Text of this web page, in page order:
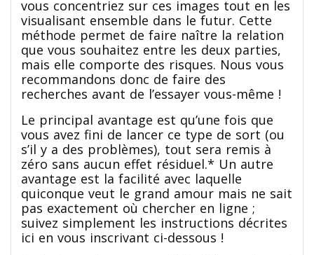
vous concentriez sur ces images tout en les
visualisant ensemble dans le futur. Cette
méthode permet de faire naître la relation
que vous souhaitez entre les deux parties,
mais elle comporte des risques. Nous vous
recommandons donc de faire des
recherches avant de l’essayer vous-même !
Le principal avantage est qu’une fois que
vous avez fini de lancer ce type de sort (ou
s’il y a des problèmes), tout sera remis à
zéro sans aucun effet résiduel.* Un autre
avantage est la facilité avec laquelle
quiconque veut le grand amour mais ne sait
pas exactement où chercher en ligne ;
suivez simplement les instructions décrites
ici en vous inscrivant ci-dessous !